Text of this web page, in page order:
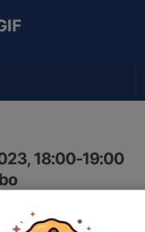
18:00-19:00
klubbstugan